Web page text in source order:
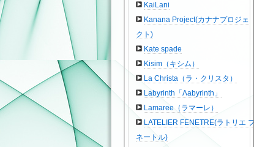
KaiLani
Kanana Project(カナナプロジェ
クト)
Kate spade
Kisim（キシム）
La Christa（ラ・クリスタ）
Labyrinth「Λabyrinth」
Lamaree（ラマーレ）
LATELIER FENETRE(ラトリエ フ
ネートル)